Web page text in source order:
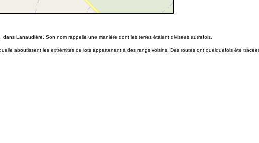
Lanaudière. Son nom rappelle une manière dont les terres étaient divisées autrefois.
aboutissent les extrémités de lots appartenant à des rangs voisins. Des routes ont quelquefois été